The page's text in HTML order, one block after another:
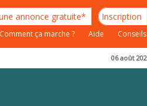
annonce gratuite* Inscription
Comment ça marche ? Aide Conseils
06 août